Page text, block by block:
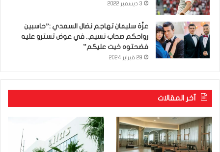
3 ديسمبر 2022
عزّة سليمان تهاجم نضال السعدي :”حاسبين
رواحكم صحاب نسيم.. في عوض تسترو عليه
فضحتوه خيت عليكم”
29 فبراير 2024
آخر المقالات